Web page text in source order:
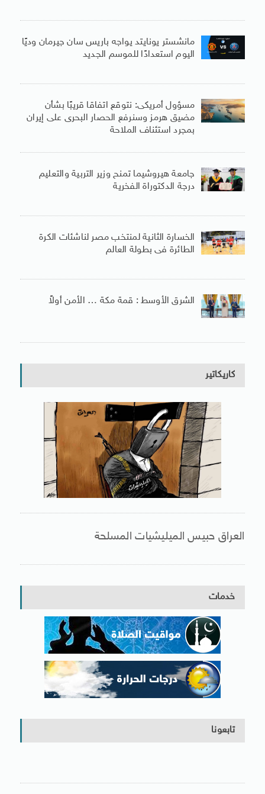
مانشستر يونايتد يواجه باريس سان جيرمان وديًا
اليوم استعدادًا للموسم الجديد
مسؤول أمريكى: نتوقع اتفاقا قريبًا بشأن
مضيق هرمز وسنرفع الحصار البحرى على إيران
بمجرد استئناف الملاحة
جامعة هيروشيما تمنح وزير التربية والتعليم
درجة الدكتوراة الفخرية
الخسارة الثانية لمنتخب مصر لناشئات الكرة
الطائرة فى بطولة العالم
الشرق الأوسط : قمة مكة … الأمن أولاً
كاريكاتير
العراق حبيس الميليشيات المسلحة
خدمات
تابعونا